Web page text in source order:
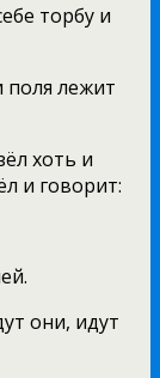
торбу и
поля лежит
хоть и
и говорит:
они, идут